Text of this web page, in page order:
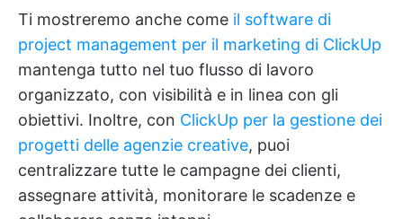
Ti mostreremo anche come il software di
project management per il marketing di ClickUp
mantenga tutto nel tuo flusso di lavoro
organizzato, con visibilità e in linea con gli
obiettivi. Inoltre, con ClickUp per la gestione dei
progetti delle agenzie creative, puoi
centralizzare tutte le campagne dei clienti,
assegnare attività, monitorare le scadenze e